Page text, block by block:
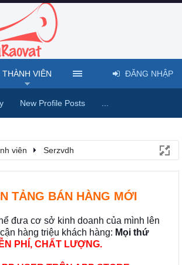
viên Serzvdh
TẢNG BÁN HÀNG MỚI
đưa cơ sở kinh doanh của mình lên
hàng triệu khách hàng: Mọi thứ
PHÍ, CHẤT LƯỢNG.
THÀNH VIÊN
New Profile Posts
ĐĂNG NHẬP